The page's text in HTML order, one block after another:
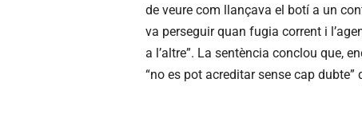
de veure com llançava el botí a un
va perseguir quan fugia corrent i
a l’altre”. La sentència conclou que,
“no es pot acreditar sense cap dubte”